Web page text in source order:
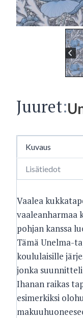
Juuret:
Kuvaus
Lisätiedot
Vaalea
vaaleanharmaa
pohjan kanssa
Tämä Unelma-
koululaisille
jonka
Ihanan raikas
esimerkiksi